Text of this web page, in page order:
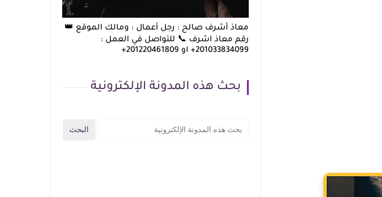
معاذ أشرف صالح : رجل أعمال : ومالك الموقع 👑
رقم معاذ اشرف 📞 للتواصل في العمل :
201033834099+ او 201220461809+
بحث هذه المدونة الإلكترونية